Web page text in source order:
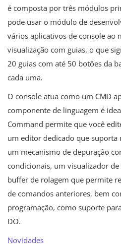
é composta por três módulos
pode usar o módulo de
vários aplicativos de console ao
visualização com guias, o que
20 guias com até 50 botões da
cada uma.
O console atua como um CMD
componente de linguagem é
Command permite que você
um editor dedicado que suporta
um mecanismo de depuração
condicionais, um visualizador
buffer de rolagem que permite
de comandos anteriores, bem
programação, como suporte
DO.
Novidades